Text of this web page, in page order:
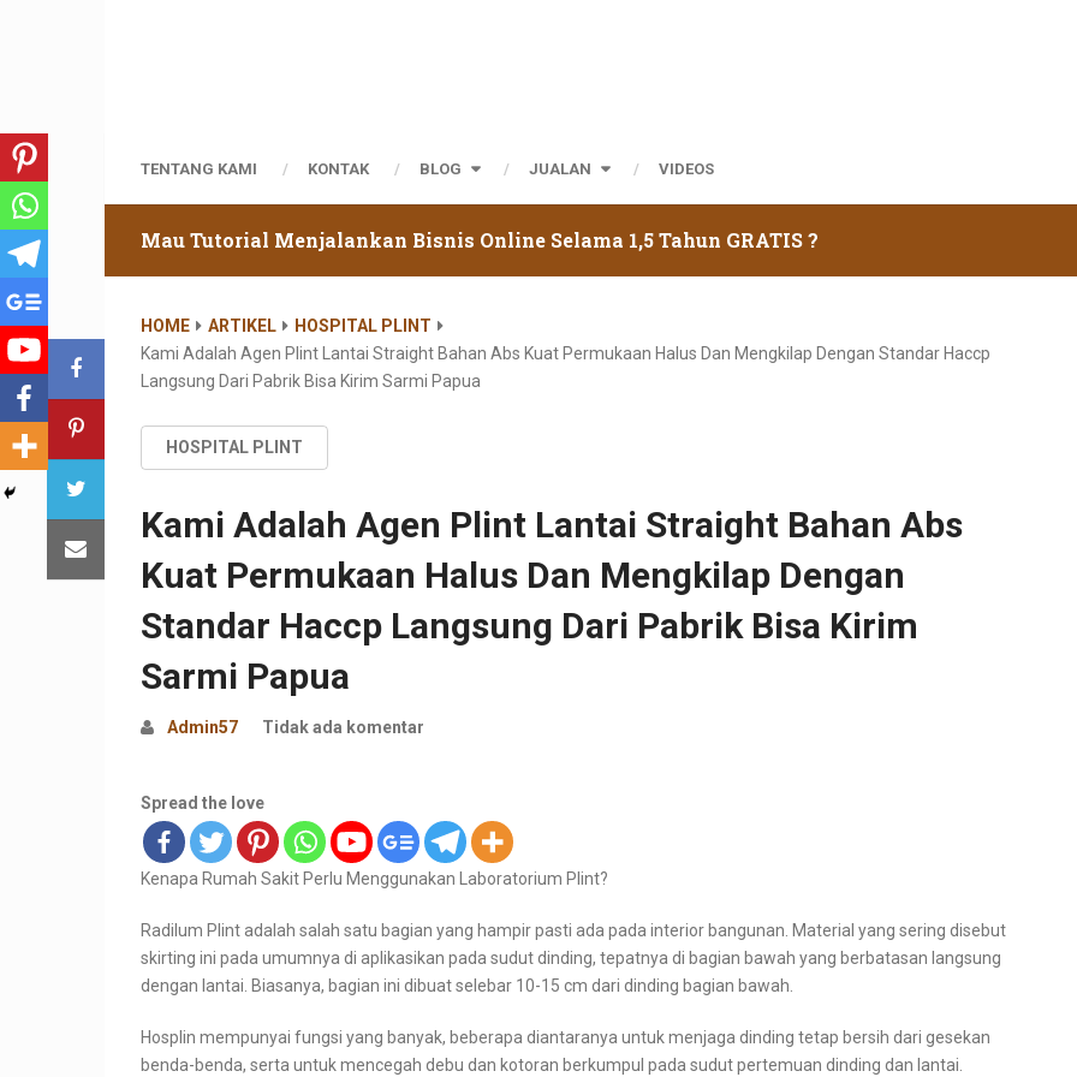
TENTANG KAMI KONTAK BLOG JUALAN VIDEOS
Mau Tutorial Menjalankan Bisnis Online Selama 1,5 Tahun GRATIS ?
HOME ARTIKEL
HOSPITAL PLINT
Kami Adalah Agen Plint Lantai Straight Bahan Abs Kuat Permukaan Halus Dan Mengkilap Dengan Standar Haccp
Langsung Dari Pabrik Bisa Kirim Sarmi Papua
HOSPITAL PLINT
Kami Adalah Agen Plint Lantai Straight Bahan Abs
Kuat Permukaan Halus Dan Mengkilap Dengan
Standar Haccp Langsung Dari Pabrik Bisa Kirim
Sarmi Papua
Admin57 Tidak ada komentar
Spread the love
Kenapa Rumah Sakit Perlu Menggunakan Laboratorium Plint?
Radilum Plint adalah salah satu bagian yang hampir pasti ada pada interior bangunan. Material yang sering disebut
skirting ini pada umumnya di aplikasikan pada sudut dinding, tepatnya di bagian bawah yang berbatasan langsung
dengan lantai. Biasanya, bagian ini dibuat selebar 10-15 cm dari dinding bagian bawah.
Hosplin mempunyai fungsi yang banyak, beberapa diantaranya untuk menjaga dinding tetap bersih dari gesekan
benda-benda, serta untuk mencegah debu dan kotoran berkumpul pada sudut pertemuan dinding dan lantai.